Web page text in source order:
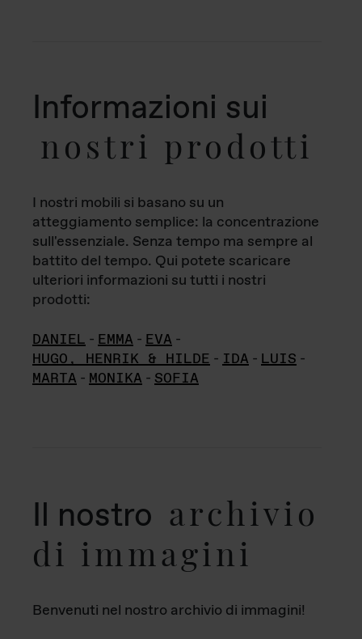
Informazioni sui
nostri prodotti
I nostri mobili si basano su un
atteggiamento semplice: la concentrazione
sull'essenziale. Senza tempo ma sempre al
battito del tempo. Qui potete scaricare
ulteriori informazioni su tutti i nostri
prodotti:
DANIEL - EMMA - EVA -
HUGO, HENRIK & HILDE - IDA - LUIS -
MARTA - MONIKA - SOFIA
Il nostro archivio
di immagini
Benvenuti nel nostro archivio di immagini!